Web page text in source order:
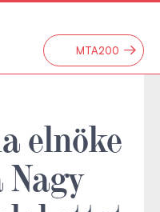
MTA200 →
elnöke